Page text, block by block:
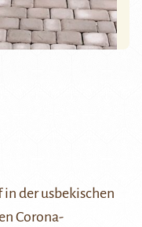
der usbekischen
Corona-